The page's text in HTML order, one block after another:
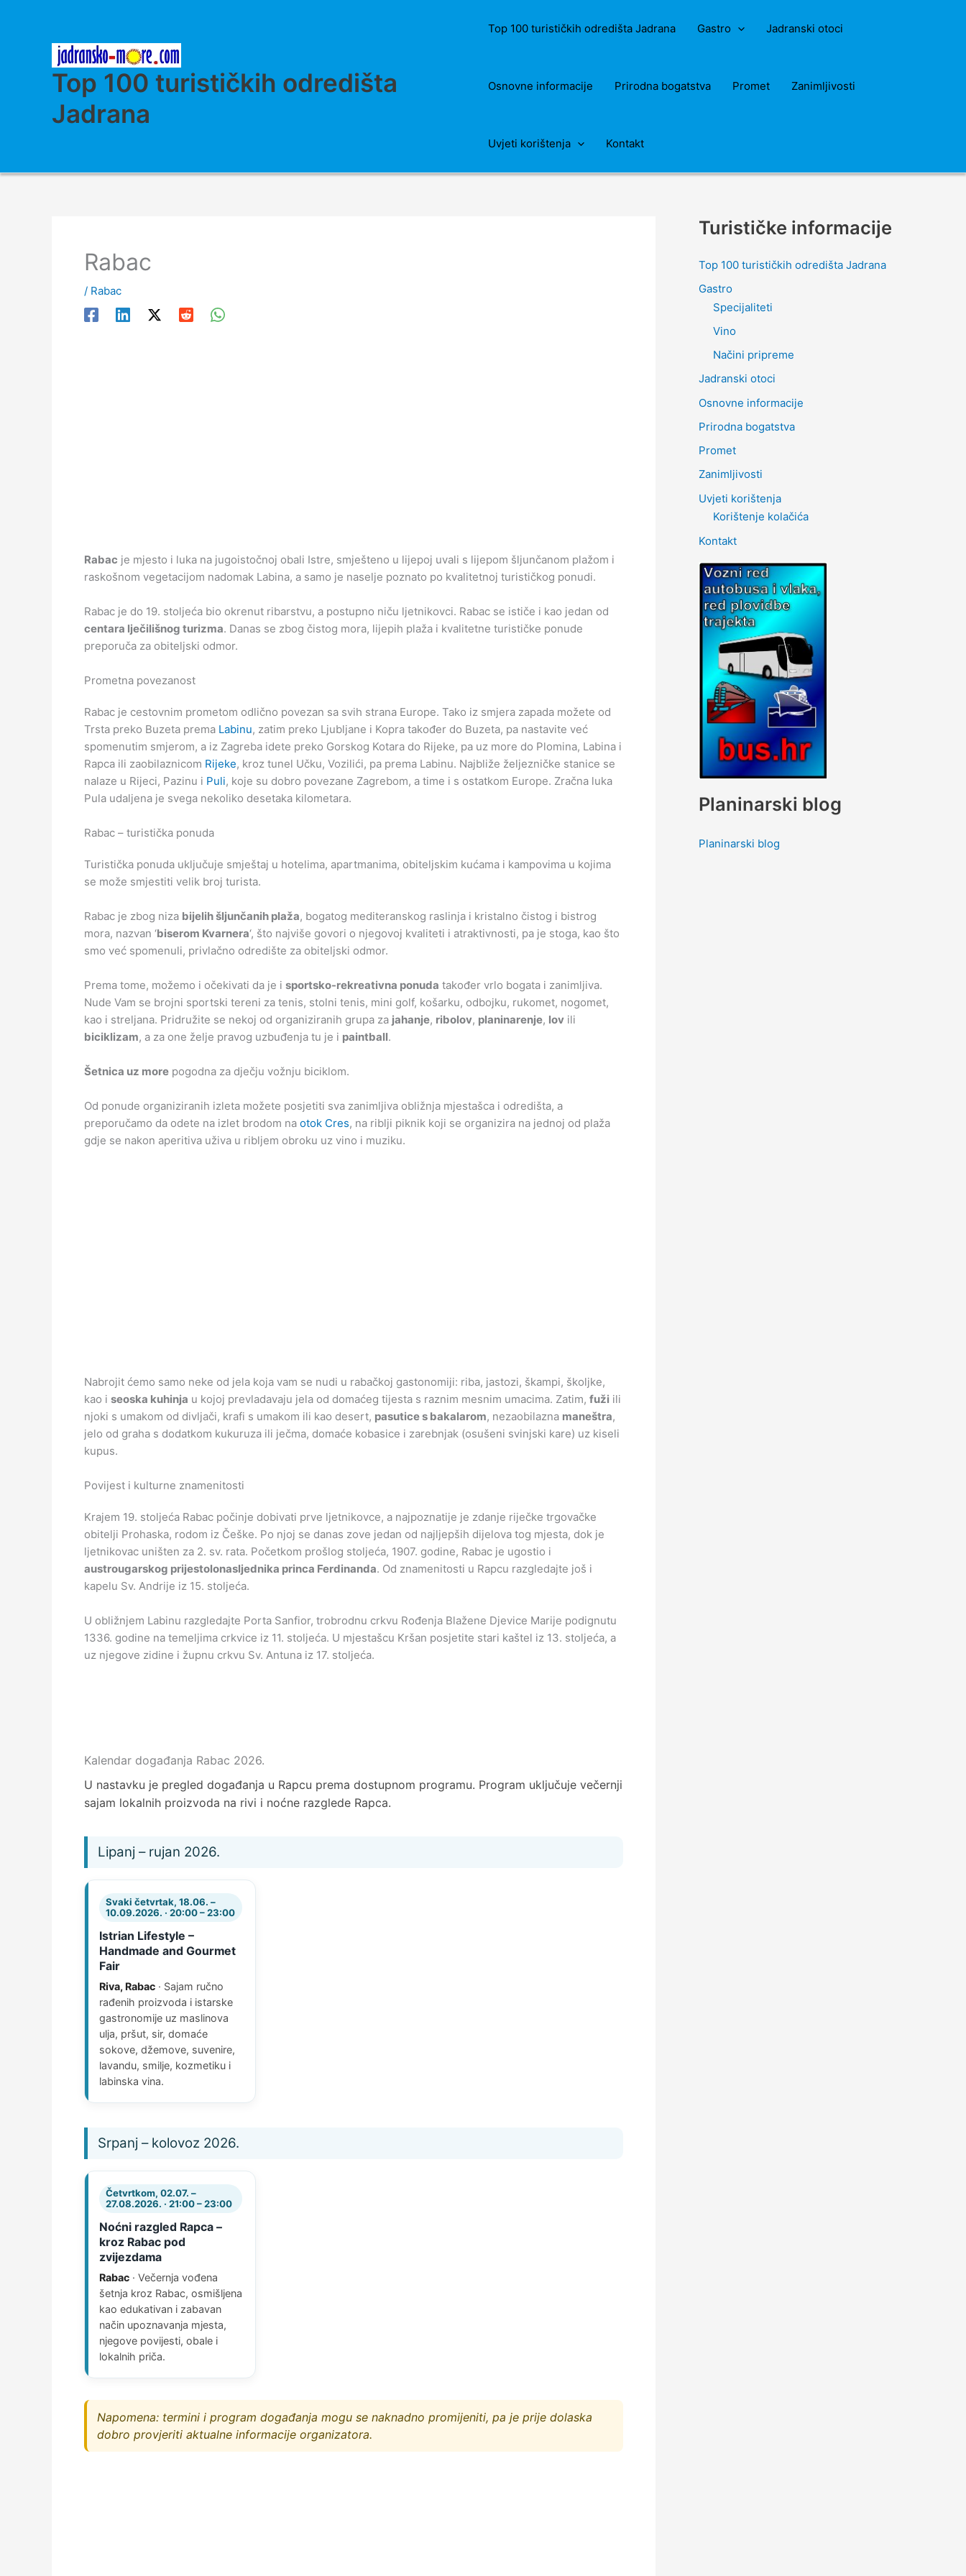
Top 100 turističkih odredišta
Jadrana
Top 100 turističkih odredišta Jadrana Gastro Jadranski otoci
Osnovne informacije Prirodna bogatstva Promet Zanimljivosti
Uvjeti korištenja Kontakt
Rabac
/ Rabac
Rabac je mjesto i luka na jugoistočnoj obali Istre, smješteno u lijepoj uvali s lijepom šljunčanom plažom i
raskošnom vegetacijom nadomak Labina, a samo je naselje poznato po kvalitetnoj turističkog ponudi.
Rabac je do 19. stoljeća bio okrenut ribarstvu, a postupno niču ljetnikovci. Rabac se ističe i kao jedan od
centara lječilišnog turizma. Danas se zbog čistog mora, lijepih plaža i kvalitetne turističke ponude
preporuča za obiteljski odmor.
Prometna povezanost
Rabac je cestovnim prometom odlično povezan sa svih strana Europe. Tako iz smjera zapada možete od
Trsta preko Buzeta prema Labinu, zatim preko Ljubljane i Kopra također do Buzeta, pa nastavite već
spomenutim smjerom, a iz Zagreba idete preko Gorskog Kotara do Rijeke, pa uz more do Plomina, Labina i
Rapca ili zaobilaznicom Rijeke, kroz tunel Učku, Vozilići, pa prema Labinu. Najbliže željezničke stanice se
nalaze u Rijeci, Pazinu i Puli, koje su dobro povezane Zagrebom, a time i s ostatkom Europe. Zračna luka
Pula udaljena je svega nekoliko desetaka kilometara.
Rabac – turistička ponuda
Turistička ponuda uključuje smještaj u hotelima, apartmanima, obiteljskim kućama i kampovima u kojima
se može smjestiti velik broj turista.
Rabac je zbog niza bijelih šljunčanih plaža, bogatog mediteranskog raslinja i kristalno čistog i bistrog
mora, nazvan ‘biserom Kvarnera‘, što najviše govori o njegovoj kvaliteti i atraktivnosti, pa je stoga, kao što
smo već spomenuli, privlačno odredište za obiteljski odmor.
Prema tome, možemo i očekivati da je i sportsko-rekreativna ponuda također vrlo bogata i zanimljiva.
Nude Vam se brojni sportski tereni za tenis, stolni tenis, mini golf, košarku, odbojku, rukomet, nogomet,
kao i streljana. Pridružite se nekoj od organiziranih grupa za jahanje, ribolov, planinarenje, lov ili
biciklizam, a za one želje pravog uzbuđenja tu je i paintball.
Šetnica uz more pogodna za dječju vožnju biciklom.
Od ponude organiziranih izleta možete posjetiti sva zanimljiva obližnja mjestašca i odredišta, a
preporučamo da odete na izlet brodom na otok Cres, na riblji piknik koji se organizira na jednoj od plaža
gdje se nakon aperitiva uživa u ribljem obroku uz vino i muziku.
Nabrojit ćemo samo neke od jela koja vam se nudi u rabačkoj gastonomiji: riba, jastozi, škampi, školjke,
kao i seoska kuhinja u kojoj prevladavaju jela od domaćeg tijesta s raznim mesnim umacima. Zatim, fuži ili
njoki s umakom od divljači, krafi s umakom ili kao desert, pasutice s bakalarom, nezaobilazna maneštra,
jelo od graha s dodatkom kukuruza ili ječma, domaće kobasice i zarebnjak (osušeni svinjski kare) uz kiseli
kupus.
Povijest i kulturne znamenitosti
Krajem 19. stoljeća Rabac počinje dobivati prve ljetnikovce, a najpoznatije je zdanje riječke trgovačke
obitelji Prohaska, rodom iz Češke. Po njoj se danas zove jedan od najljepših dijelova tog mjesta, dok je
ljetnikovac uništen za 2. sv. rata. Početkom prošlog stoljeća, 1907. godine, Rabac je ugostio i
austrougarskog prijestolonasljednika princa Ferdinanda. Od znamenitosti u Rapcu razgledajte još i
kapelu Sv. Andrije iz 15. stoljeća.
U obližnjem Labinu razgledajte Porta Sanfior, trobrodnu crkvu Rođenja Blažene Djevice Marije podignutu
1336. godine na temeljima crkvice iz 11. stoljeća. U mjestašcu Kršan posjetite stari kaštel iz 13. stoljeća, a
uz njegove zidine i župnu crkvu Sv. Antuna iz 17. stoljeća.
Kalendar događanja Rabac 2026.
U nastavku je pregled događanja u Rapcu prema dostupnom programu. Program uključuje večernji
sajam lokalnih proizvoda na rivi i noćne razglede Rapca.
Lipanj – rujan 2026.
Svaki četvrtak, 18.06. –
10.09.2026. · 20:00 – 23:00
Istrian Lifestyle –
Handmade and Gourmet
Fair
Riva, Rabac · Sajam ručno
rađenih proizvoda i istarske
gastronomije uz maslinova
ulja, pršut, sir, domaće
sokove, džemove, suvenire,
lavandu, smilje, kozmetiku i
labinska vina.
Srpanj – kolovoz 2026.
Četvrtkom, 02.07. –
27.08.2026. · 21:00 – 23:00
Noćni razgled Rapca –
kroz Rabac pod
zvijezdama
Rabac · Večernja vođena
šetnja kroz Rabac, osmišljena
kao edukativan i zabavan
način upoznavanja mjesta,
njegove povijesti, obale i
lokalnih priča.
Napomena: termini i program događanja mogu se naknadno promijeniti, pa je prije dolaska
dobro provjeriti aktualne informacije organizatora.
Turističke informacije
Top 100 turističkih odredišta Jadrana
Gastro
Specijaliteti
Vino
Načini pripreme
Jadranski otoci
Osnovne informacije
Prirodna bogatstva
Promet
Zanimljivosti
Uvjeti korištenja
Korištenje kolačića
Kontakt
Planinarski blog
Planinarski blog